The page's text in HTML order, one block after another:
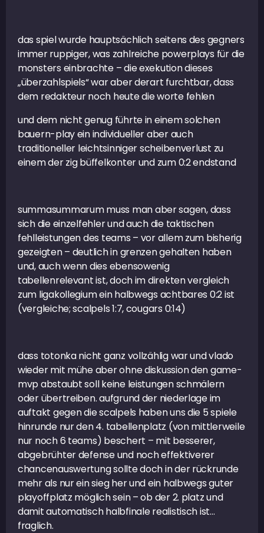
das spiel wurde hauptsächlich seitens des gegners
immer ruppiger, was zahlreiche powerplays für die
monsters einbrachte – die exekution dieses
„überzahlspiels“ war aber derart furchtbar, dass
dem redakteur noch heute die worte fehlen
und dem nicht genug führte in einem solchen
bauern-play ein individueller aber auch
traditioneller leichtsinniger scheibenverlust zu
einem der zig büffelkonter und zum 0:2 endstand
summasummarum muss man aber sagen, dass
sich die einzelfehler und auch die taktischen
fehlleistungen des teams – vor allem zum bisherig
gezeigten – deutlich in grenzen gehalten haben
und, auch wenn dies ebensowenig
tabellenrelevant ist, doch im direkten vergleich
zum ligakollegium ein halbwegs achtbares 0:2 ist
(vergleiche; scalpels 1:7, cougars 0:14)
dass totonka nicht ganz vollzählig war und vlado
wieder mit mühe aber ohne diskussion den game-
mvp abstaubt soll keine leistungen schmälern
oder übertreiben. aufgrund der niederlage im
auftakt gegen die scalpels haben uns die 5 spiele
hinrunde nur den 4. tabellenplatz (von mittlerweile
nur noch 6 teams) beschert – mit besserer,
abgebrühter defense und noch effektiverer
chancenauswertung sollte doch in der rückrunde
mehr als nur ein sieg her und ein halbwegs guter
playoffplatz möglich sein – ob der 2. platz und
damit automatisch halbfinale realistisch ist…
fraglich.